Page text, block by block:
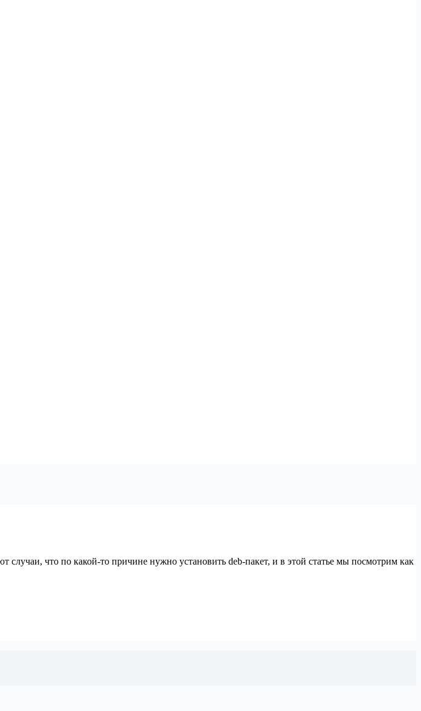
что по какой-то причине нужно установить deb-пакет, и в этой статье мы посмотрим как